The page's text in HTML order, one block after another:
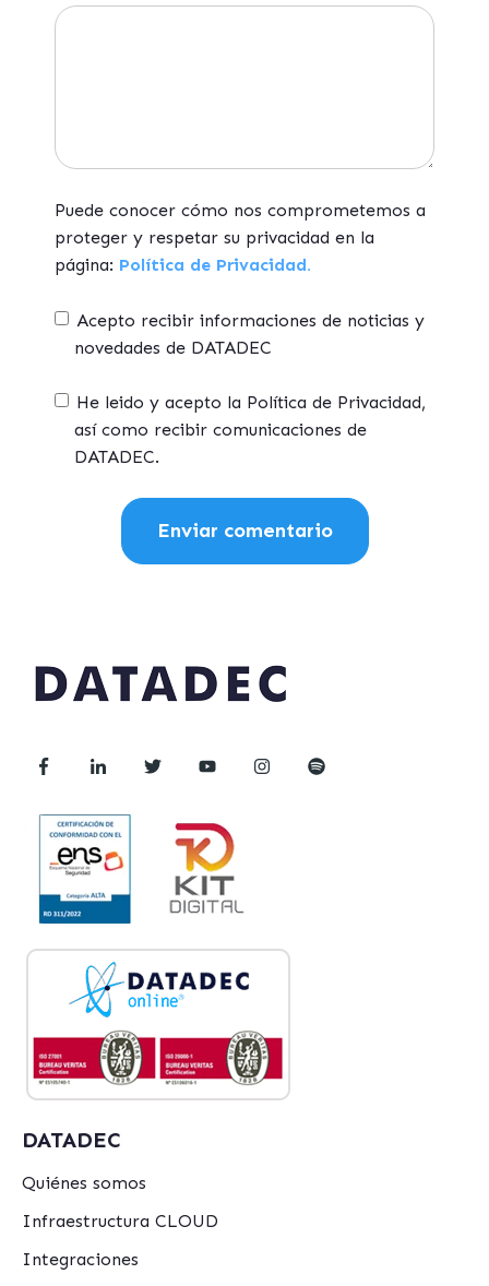
Puede conocer cómo nos comprometemos a
proteger y respetar su privacidad en la
página: Política de Privacidad.
Acepto recibir informaciones de noticias y
novedades de DATADEC
He leido y acepto la Política de Privacidad,
así como recibir comunicaciones de
DATADEC.
DATADEC
Quiénes somos
Infraestructura CLOUD
Integraciones